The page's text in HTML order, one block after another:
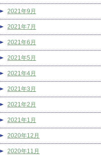
2021年9月
2021年7月
2021年6月
2021年5月
2021年4月
2021年3月
2021年2月
2021年1月
2020年12月
2020年11月